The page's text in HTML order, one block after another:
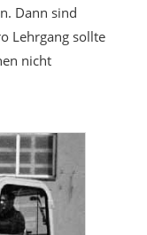
Dann sind
Lehrgang sollte
nicht